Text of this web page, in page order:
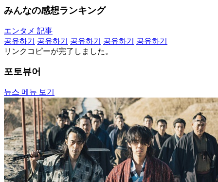
みんなの感想ランキング
エンタメ 記事
공유하기
공유하기 공유하기 공유하기
공유하기
リンクコピーが完了しました。
포토뷰어
뉴스 메뉴 보기